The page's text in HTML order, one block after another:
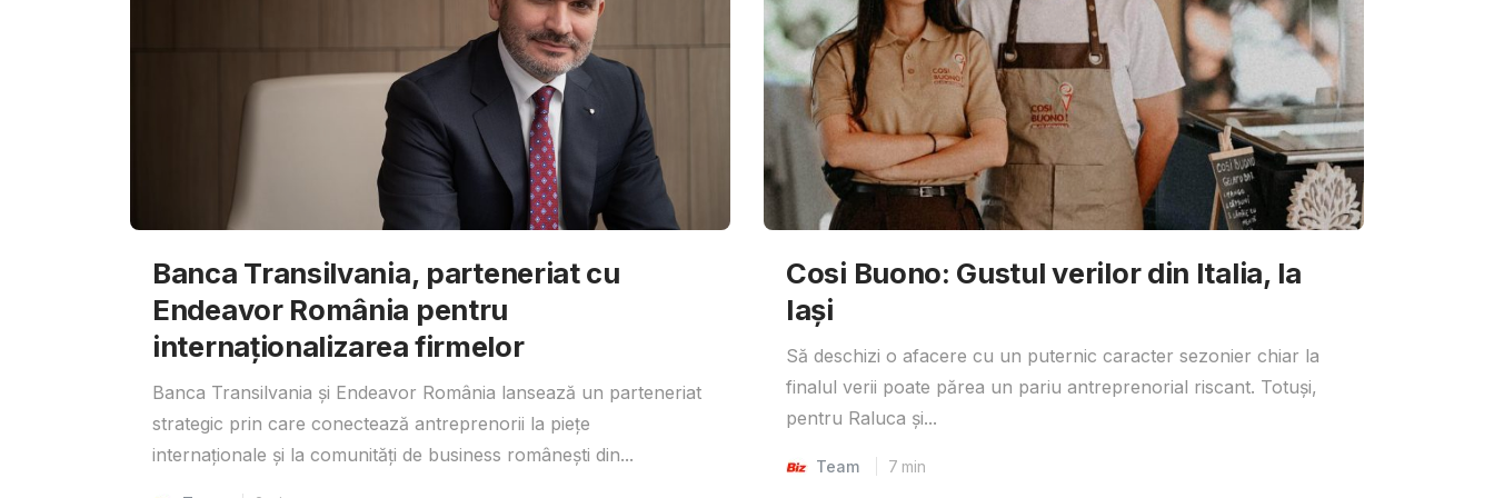
Banca Transilvania, parteneriat cu
Endeavor România pentru
internaționalizarea firmelor
Banca Transilvania și Endeavor România lansează un parteneriat
strategic prin care conectează antreprenorii la piețe
internaționale și la comunități de business românești din...
Cosi Buono: Gustul verilor din Italia, la
Iași
Să deschizi o afacere cu un puternic caracter sezonier chiar la
finalul verii poate părea un pariu antreprenorial riscant. Totuși,
pentru Raluca și...
Team 7 min